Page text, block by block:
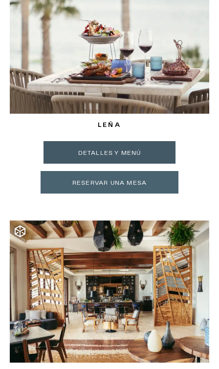
LEÑA
DETALLES Y MENÚ
RESERVAR UNA MESA